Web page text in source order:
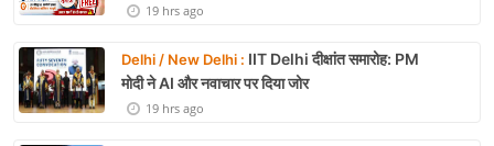
19 hrs ago
Delhi / New Delhi : IIT Delhi दीक्षांत समारोह: PM
मोदी ने AI और नवाचार पर दिया जोर
19 hrs ago